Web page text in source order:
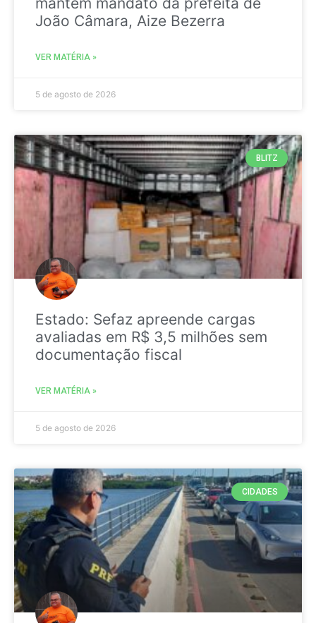
João Câmara, Aize Bezerra
VER MATÉRIA »
5 de agosto de 2026
BLITZ
Estado: Sefaz apreende cargas
avaliadas em R$ 3,5 milhões sem
documentação fiscal
VER MATÉRIA »
5 de agosto de 2026
CIDADES